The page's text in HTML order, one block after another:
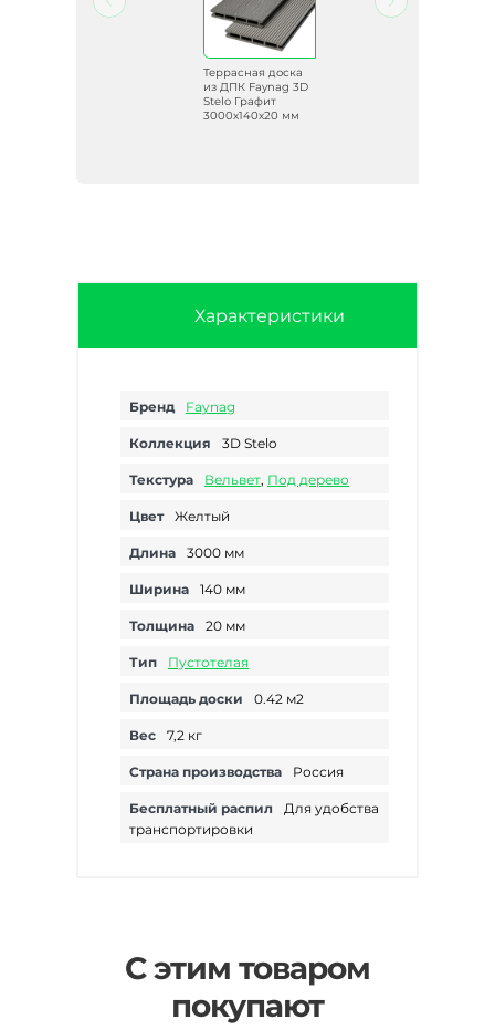
Террасная доска
из ДПК Faynag 3D
Stelo Графит
3000х140х20 мм
Характеристики
Бренд Faynag
Коллекция 3D Stelo
Текстура Вельвет, Под дерево
Цвет Желтый
Длина 3000 мм
Ширина 140 мм
Толщина 20 мм
Тип Пустотелая
Площадь доски 0.42 м2
Вес 7,2 кг
Страна производства Россия
Бесплатный распил
Для удобства
транспортировки
С этим товаром
покупают